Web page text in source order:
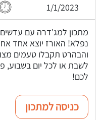
1/1/2023
מתכון למג'דרה עם
נפלא! האורז יוצא אחד
והבהרט תקבלו טעמים
לשבת או לכל יום בשבוע,
לכם!
כניסה למתכון